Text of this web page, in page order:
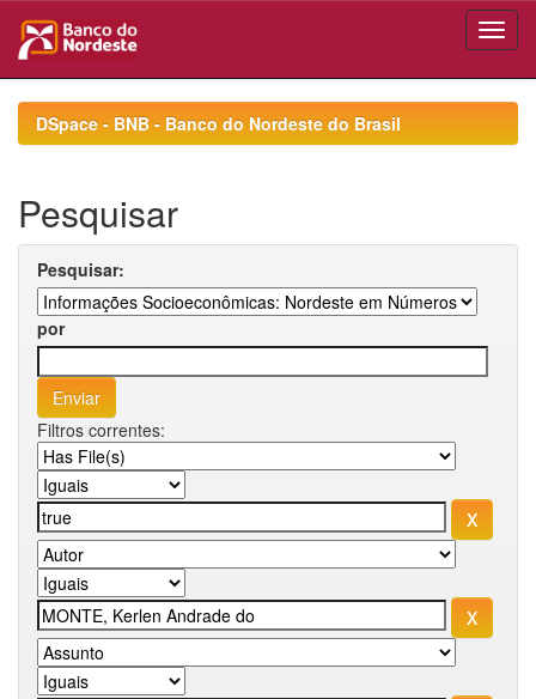
navigationDSpace - BNB - Banco do Nordeste do Brasil
Pesquisar
Pesquisar:
por
Filtros correntes: